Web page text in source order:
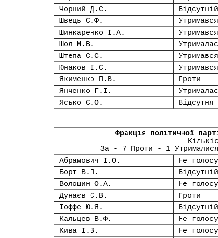
Чорний Д.С.
Відсутній
Швець С.Ф.
Утримався
Шинкаренко І.А.
Утримався
Шол М.В.
Штепа С.С.
Утримався
Юнаков І.С.
Утримався
Якименко П.В.
Проти
Янченко Г.І.
Ясько Є.О.
Відсутня
Фракція політичної
За - 7 Проти - 1
Абрамович І.О.
Не
Борт В.П.
Відсутній
Волошин О.А.
Не
Дунаєв С.В.
Проти
Іоффе Ю.Я.
Відсутній
Кальцев В.Ф.
Не
Кива І.В.
Не